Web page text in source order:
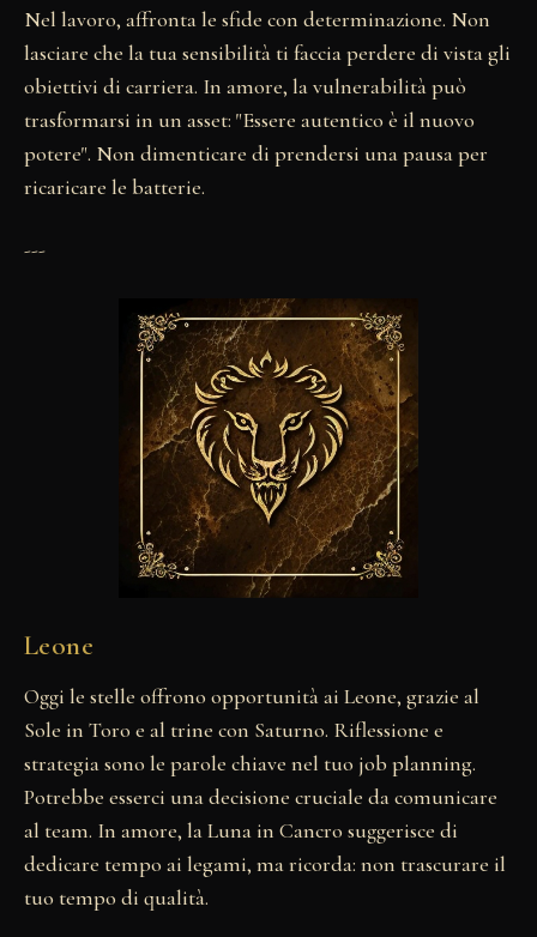
Nel lavoro, affronta le sfide con determinazione. Non
lasciare che la tua sensibilità ti faccia perdere di vista gli
obiettivi di carriera. In amore, la vulnerabilità può
trasformarsi in un asset: "Essere autentico è il nuovo
potere". Non dimenticare di prendersi una pausa per
ricaricare le batterie.
---
Leone
Oggi le stelle offrono opportunità ai Leone, grazie al
Sole in Toro e al trine con Saturno. Riflessione e
strategia sono le parole chiave nel tuo job planning.
Potrebbe esserci una decisione cruciale da comunicare
al team. In amore, la Luna in Cancro suggerisce di
dedicare tempo ai legami, ma ricorda: non trascurare il
tuo tempo di qualità.